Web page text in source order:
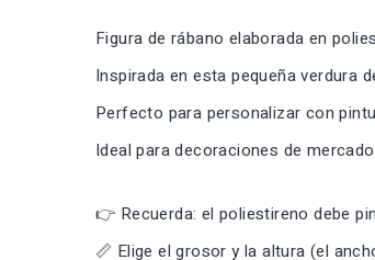
Figura de rábano elaborada en
Inspirada en esta pequeña verdura
Perfecto para personalizar con
Ideal para decoraciones de
👉 Recuerda: el poliestireno debe
📏 Elige el grosor y la altura (el